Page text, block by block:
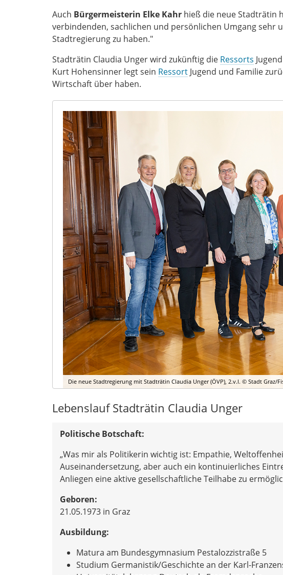
Auch Bürgermeisterin Elke Kahr hieß die neue Stadträtin
verbindenden, sachlichen und persönlichen Umgang sehr
Stadtregierung zu haben."
Stadträtin Claudia Unger wird zukünftig die Ressorts
Kurt Hohensinner legt sein Ressort Jugend und Familie
Wirtschaft über haben.
Die neue Stadtregierung mit Stadträtin Claudia Unger (ÖVP), 2.v.l. © Stadt Graz/
Lebenslauf Stadträtin Claudia Unger
Politische Botschaft:
„Was mir als Politikerin wichtig ist: Empathie,
Auseinandersetzung, aber auch ein kontinuierliches
Anliegen eine aktive gesellschaftliche Teilhabe zu
Geboren:
21.05.1973 in Graz
Ausbildung:
Matura am Bundesgymnasium Pestalozzistraße 5
Studium Germanistik/Geschichte an der Karl-